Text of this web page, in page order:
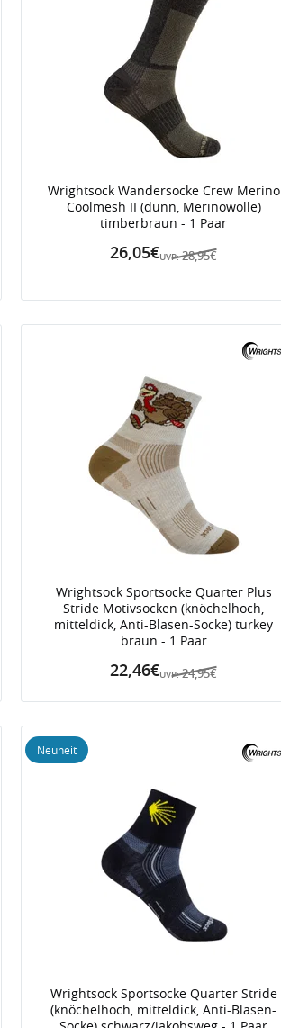
Wrightsock Wandersocke Crew Merino
Coolmesh II (dünn, Merinowolle)
timberbraun - 1 Paar
UVP: 28,95€
26,05€
Wrightsock Sportsocke Quarter Plus
Stride Motivsocken (knöchelhoch,
mitteldick, Anti-Blasen-Socke) turkey
braun - 1 Paar
UVP: 24,95€
22,46€
Wrightsock Sportsocke Quarter Stride
(knöchelhoch, mitteldick, Anti-Blasen-
Neuheit